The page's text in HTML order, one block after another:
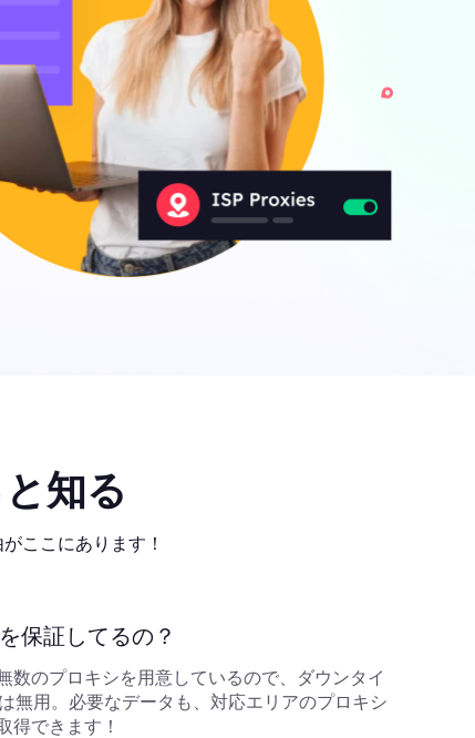
知る
ここにあります！
保証してるの？
数のプロキシを用意しているので、ダウンタイ
無用。必要なデータも、対応エリアのプロキシ
得できます！